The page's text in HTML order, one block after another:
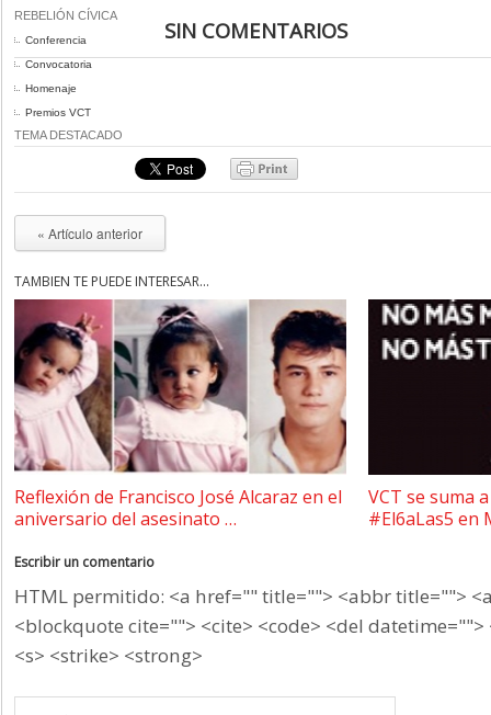
REBELIÓN CÍVICA
Conferencia
Convocatoria
Homenaje
Premios VCT
TEMA DESTACADO
« Artículo anterior
TAMBIÉN TE PUEDE INTERESAR...
Reflexión de Francisco José Alcaraz en el
aniversario del asesinato …
VCT se suma
#El6aLas5 en
SIN COMENTARIOS
Escribir un comentario
HTML permitido: <a href="" title=""> <abbr title="">
<blockquote cite=""> <cite> <code> <del datetime="">
<s> <strike> <strong>